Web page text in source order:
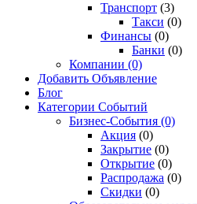
Транспорт (3)
Такси (0)
Финансы (0)
Банки (0)
Компании (0)
Добавить Объявление
Блог
Категории Событий
Бизнес-События (0)
Акция (0)
Закрытие (0)
Открытие (0)
Распродажа (0)
Скидки (0)